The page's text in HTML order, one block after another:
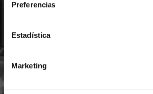
Preferencias
Estadística
Marketing
He leído y acepto lapolítica de